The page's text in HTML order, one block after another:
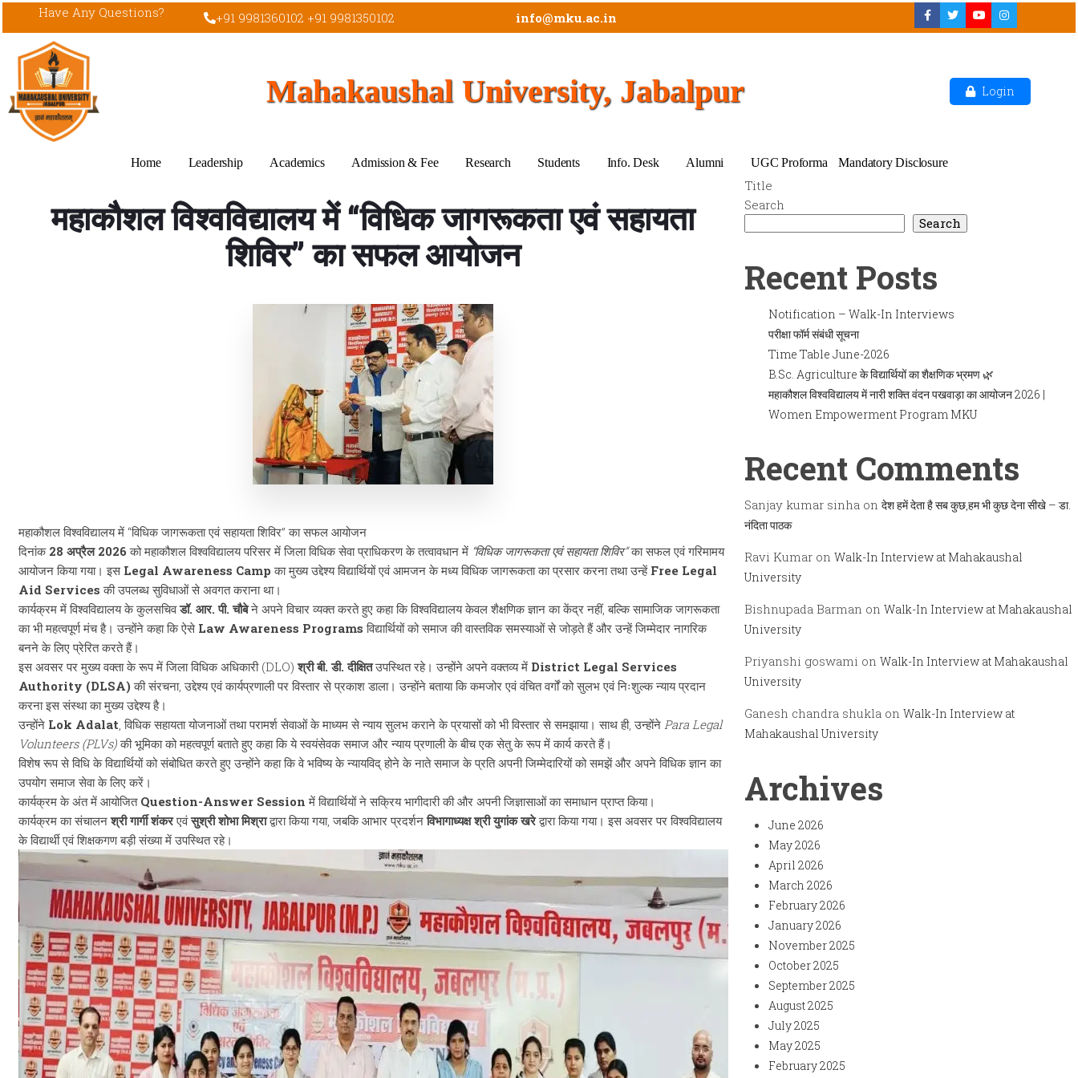
Have Any Questions? +91 9981360102 +91 9981350102 info@mku.ac.in
Mahakaushal University, Jabalpur Login
Home Leadership Academics Admission & Fee Research Students Info. Desk Alumni UGC Proforma Mandatory Disclosure
महाकौशल विश्वविद्यालय में “विधिक जागरूकता एवं सहायता
शिविर” का सफल आयोजन
महाकौशल विश्वविद्यालय में “विधिक जागरूकता एवं सहायता शिविर” का सफल आयोजन
दिनांक 28 अप्रैल 2026 को महाकौशल विश्वविद्यालय परिसर में जिला विधिक सेवा प्राधिकरण के तत्वावधान में “विधिक जागरूकता एवं सहायता शिविर”का सफल एवं गरिमामय
आयोजन किया गया। इस Legal Awareness Camp का मुख्य उद्देश्य विद्यार्थियों एवं आमजन के मध्य विधिक जागरूकता का प्रसार करना तथा उन्हें Free Legal
Aid Services की उपलब्ध सुविधाओं से अवगत कराना था।
कार्यक्रम में विश्वविद्यालय के कुलसचिवडॉ. आर. पी. चौबेने अपने विचार व्यक्त करते हुए कहा कि विश्वविद्यालय केवल शैक्षणिक ज्ञान का केंद्र नहीं, बल्कि सामाजिक जागरूकता
का भी महत्वपूर्ण मंच है। उन्होंने कहा कि ऐसे Law Awareness Programs विद्यार्थियों को समाज की वास्तविक समस्याओं से जोड़ते हैं और उन्हें जिम्मेदार नागरिक
बनने के लिए प्रेरित करते हैं।
इस अवसर पर मुख्य वक्ता के रूप में जिला विधिक अधिकारी (DLO)श्री बी. डी. दीक्षितउपस्थित रहे। उन्होंने अपने वक्तव्य में District Legal Services
Authority (DLSA) की संरचना, उद्देश्य एवं कार्यप्रणाली पर विस्तार से प्रकाश डाला। उन्होंने बताया कि कमजोर एवं वंचित वर्गों को सुलभ एवं निःशुल्क न्याय प्रदान
करना इस संस्था का मुख्य उद्देश्य है।
उन्होंने Lok Adalat, विधिक सहायता योजनाओं तथा परामर्श सेवाओं के माध्यम से न्याय सुलभ कराने के प्रयासों को भी विस्तार से समझाया। साथ ही, उन्होंने Para Legal
Volunteers (PLVs)की भूमिका को महत्वपूर्ण बताते हुए कहा कि ये स्वयंसेवक समाज और न्याय प्रणाली के बीच एक सेतु के रूप में कार्य करते हैं।
विशेष रूप से विधि के विद्यार्थियों को संबोधित करते हुए उन्होंने कहा कि वे भविष्य के न्यायविद् होने के नाते समाज के प्रति अपनी जिम्मेदारियों को समझें और अपने विधिक ज्ञान का
उपयोग समाज सेवा के लिए करें।
कार्यक्रम के अंत में आयोजित Question-Answer Session में विद्यार्थियों ने सक्रिय भागीदारी की और अपनी जिज्ञासाओं का समाधान प्राप्त किया।
कार्यक्रम का संचालनश्री गार्गी शंकरएवंसुश्री शोभा मिश्राद्वारा किया गया, जबकि आभार प्रदर्शनविभागाध्यक्ष श्री युगांक खरेद्वारा किया गया। इस अवसर पर विश्वविद्यालय
के विद्यार्थी एवं शिक्षकगण बड़ी संख्या में उपस्थित रहे।
Title
Search
Search
Recent Posts
Notification – Walk-In Interviews
परीक्षा फॉर्म संबंधी सूचना
Time Table June-2026
B.Sc. Agriculture के विद्यार्थियों का शैक्षणिक भ्रमण 🌿
महाकौशल विश्वविद्यालय में नारी शक्ति वंदन पखवाड़ा का आयोजन 2026 |
Women Empowerment Program MKU
Recent Comments
Sanjay kumar sinhaon देश हमें देता है सब कुछ,हम भी कुछ देना सीखे – डा.
नंदिता पाठक
Ravi Kumaron Walk-In Interview at Mahakaushal
University
Bishnupada Barman on Walk-In Interview at Mahakaushal
University
Priyanshi goswami on Walk-In Interview at Mahakaushal
University
Ganesh chandra shuklaon Walk-In Interview at
Mahakaushal University
Archives
June 2026
May 2026
April 2026
March 2026
February 2026
January 2026
November 2025
October 2025
September 2025
August 2025
July 2025
May 2025
February 2025